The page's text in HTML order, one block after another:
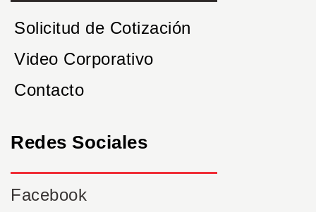
Solicitud de Cotización
Video Corporativo
Contacto
Redes Sociales
Facebook